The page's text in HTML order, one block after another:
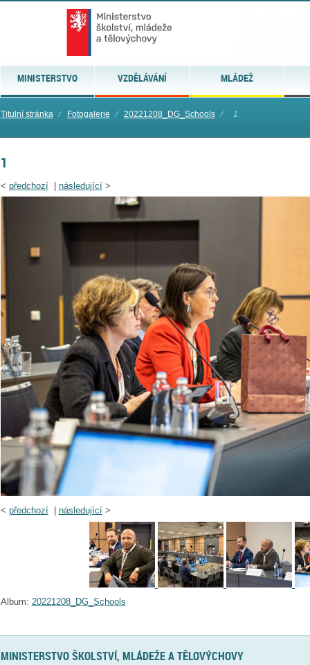
MINISTERSTVO VZDĚLÁVÁNÍ MLÁDEŽ
Titulní stránka ⁄ Fotogalerie ⁄ 20221208_DG_Schools ⁄ 1
1
< předchozí| následující>
< předchozí| následující>
Album: 20221208_DG_Schools
MINISTERSTVO ŠKOLSTVÍ, MLÁDEŽE A TĚLOVÝCHOVY